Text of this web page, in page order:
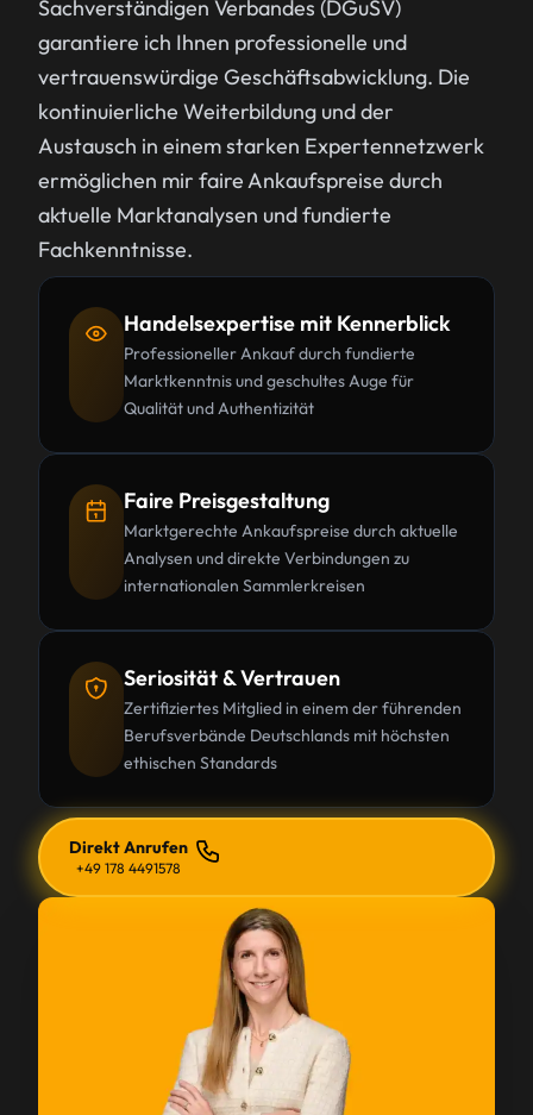
Sachverständigen Verbandes (DGuSV)
garantiere ich Ihnen professionelle und
vertrauenswürdige Geschäftsabwicklung. Die
kontinuierliche Weiterbildung und der
Austausch in einem starken Expertennetzwerk
ermöglichen mir faire Ankaufspreise durch
aktuelle Marktanalysen und fundierte
Fachkenntnisse.
Handelsexpertise mit Kennerblick
Professioneller Ankauf durch fundierte
Marktkenntnis und geschultes Auge für
Qualität und Authentizität
Faire Preisgestaltung
Marktgerechte Ankaufspreise durch aktuelle
Analysen und direkte Verbindungen zu
internationalen Sammlerkreisen
Seriosität & Vertrauen
Zertifiziertes Mitglied in einem der führenden
Berufsverbände Deutschlands mit höchsten
ethischen Standards
Direkt Anrufen
+49 178 4491578